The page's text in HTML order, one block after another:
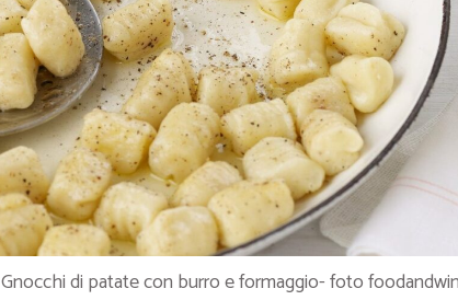
Gnocchi di patate con burro e formaggio- foto